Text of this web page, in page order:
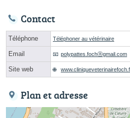
Contact
Téléphone Téléphoner au vétérinaire
Email polypattes.fochⓐgmail.com
Site web
Plan et adresse